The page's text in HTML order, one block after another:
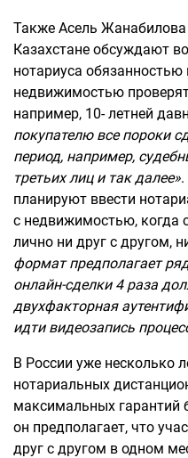
Также Асель Жанабилова
Казахстане обсуждают
нотариуса обязанностью
недвижимостью
например, 10- летней
покупателю все пороки
период, например,
третьих лиц и так далее»
планируют ввести
с недвижимостью, когда
лично ни друг с другом,
формат предполагает
онлайн-сделки 4 раза
двухфакторная
идти видеозапись
В России уже несколько
нотариальных
максимальных гарантий
он предполагает, что
друг с другом в одном